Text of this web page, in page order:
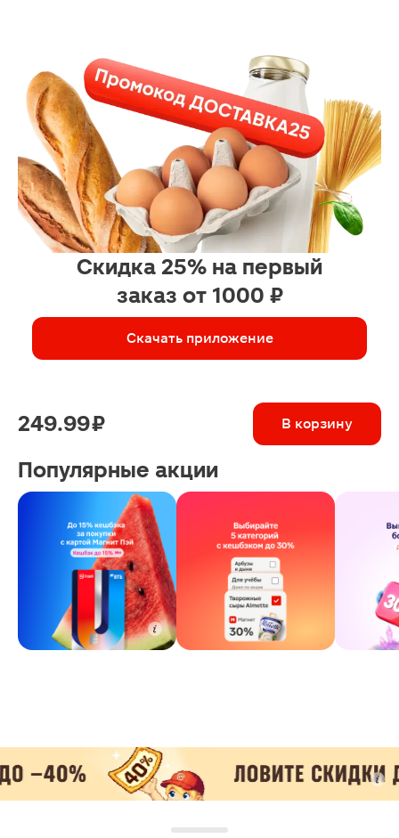
Скидка 25% на первый
заказ от 1000 ₽
Скачать приложение
249.99 ₽ В корзину
Популярные акции